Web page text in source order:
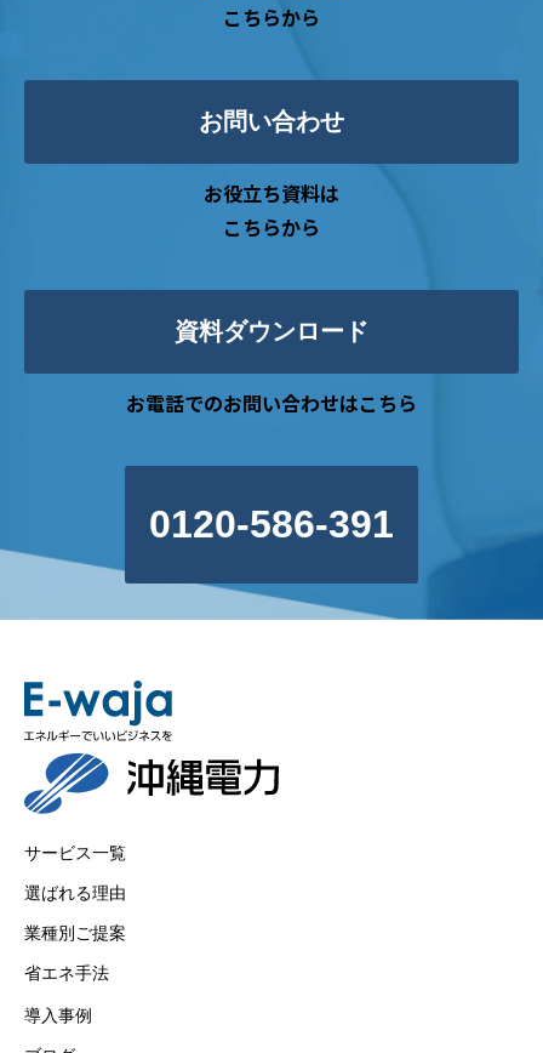
こちらから
お問い合わせ
お役立ち資料は
こちらから
資料ダウンロード
お電話でのお問い合わせはこちら
0120-586-391
サービス一覧
選ばれる理由
業種別ご提案
省エネ手法
導入事例